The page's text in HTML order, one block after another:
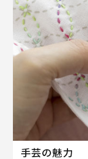
手芸の魅力